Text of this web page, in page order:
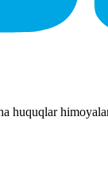
huquqlar